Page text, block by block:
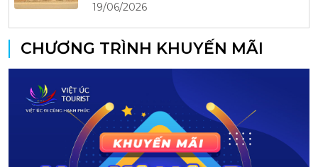
19/06/2026
CHƯƠNG TRÌNH KHUYẾN MÃI